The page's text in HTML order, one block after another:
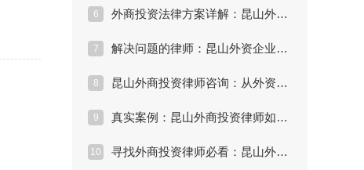
6 外商投资法律方案详解：昆山外商投资律师处理效果评估与实务
7 解决问题的律师：昆山外资企业常年法律顾问服务标准与价值
8 昆山外商投资律师咨询：从外资撤退到股权变更的全流程法律护航
9 真实案例：昆山外商投资律师如何帮企业挽回千万损失？
10 寻找外商投资律师必看：昆山外商投资领域律师权威榜单与解析